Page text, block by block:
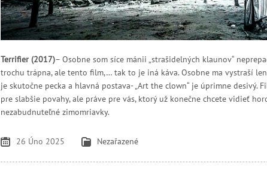
Terrifier (2017)– Osobne som síce mánii „strašidelných klaunov“
trochu trápna, ale tento film,… tak to je iná káva. Osobne ma vystraší
je skutočne pecka a hlavná postava- „Art the clown“ je úprimne desivý.
pre slabšie povahy, ale práve pre vás, ktorý už konečne chcete vidieť
nezabudnuteľné zimomriavky.
26 Úno 2025 Nezařazené